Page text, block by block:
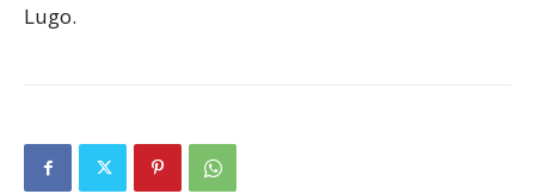
Lugo.